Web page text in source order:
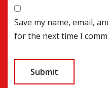
Save my name, email,
for the next time I